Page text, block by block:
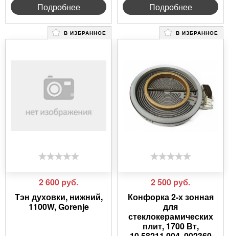
Подробнее
Подробнее
В ИЗБРАННОЕ
2 600 руб.
Тэн духовки, нижний,
1100W, Gorenje
В ИЗБРАННОЕ
2 500 руб.
Конфорка 2-х зонная
для
стеклокерамических
плит, 1700 Вт,